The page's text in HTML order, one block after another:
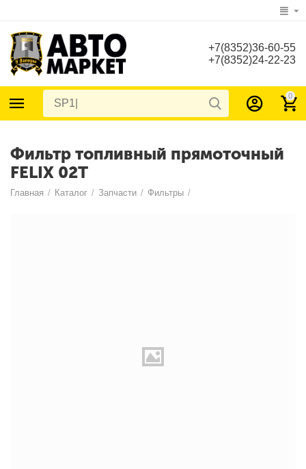
+7(8352)36-60-55
+7(8352)24-22-23
0
Фильтр топливный прямоточный
FELIX 02T
Главная / Каталог / Запчасти / Фильтры /